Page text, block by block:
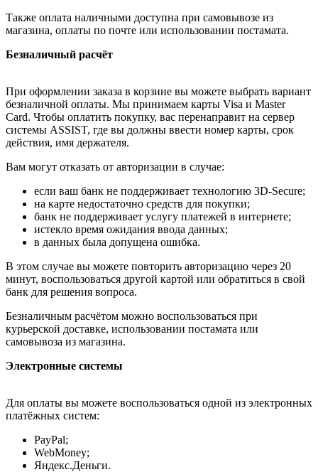
Также оплата наличными доступна при самовывозе из
магазина, оплаты по почте или использовании постамата.
Безналичный расчёт
При оформлении заказа в корзине вы можете выбрать вариант
безналичной оплаты. Мы принимаем карты Visa и Master
Card. Чтобы оплатить покупку, вас перенаправит на сервер
системы ASSIST, где вы должны ввести номер карты, срок
действия, имя держателя.
Вам могут отказать от авторизации в случае:
если ваш банк не поддерживает технологию 3D-Secure;
на карте недостаточно средств для покупки;
банк не поддерживает услугу платежей в интернете;
истекло время ожидания ввода данных;
в данных была допущена ошибка.
В этом случае вы можете повторить авторизацию через 20
минут, воспользоваться другой картой или обратиться в свой
банк для решения вопроса.
Безналичным расчётом можно воспользоваться при
курьерской доставке, использовании постамата или
самовывоза из магазина.
Электронные системы
Для оплаты вы можете воспользоваться одной из электронных
платёжных систем:
PayPal;
WebMoney;
Яндекс.Деньги.